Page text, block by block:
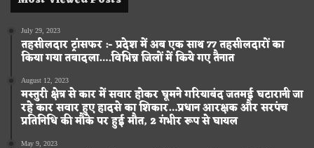
July 29, 2023
तहसीलदार ट्रांसफर :- प्रदेश में अब एक साथ 77 तहसीलदारों का
किया गया तबादला….विभिन्न जिलों में किये गए तैनात
August 12, 2023
मस्तुरी क्षेत्र से कार में सवार होकर घूमने गरियाबंद जतमई घटारानी जा
रहे कार सवार हुए हादसे का शिकार…प्रधान आरक्षक और सरपंच
प्रतिनिधि की मौके पर हुई मौत, 2 गंभीर रूप से घायल
May 9, 2023